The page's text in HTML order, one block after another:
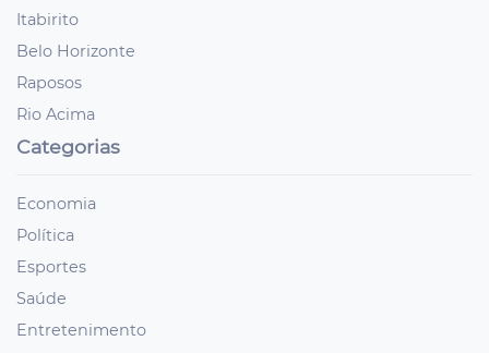
Itabirito
Belo Horizonte
Raposos
Rio Acima
Categorias
Economia
Política
Esportes
Saúde
Entretenimento